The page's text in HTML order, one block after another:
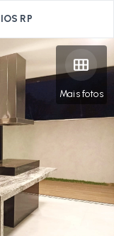
RP
Mais fotos